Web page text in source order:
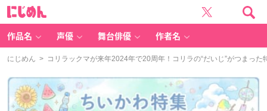
作品名 声優 舞台俳優 作者名
にじめん > コリラックマが来年2024年で20周年！コリラの“だいじ”がつまった